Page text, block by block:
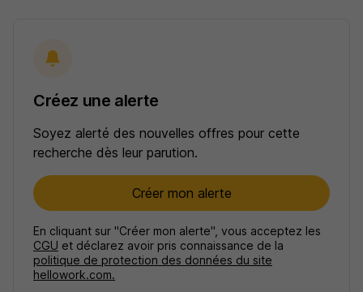
Créez une alerte
Soyez alerté des nouvelles offres pour cette
recherche dès leur parution.
Créer mon alerte
En cliquant sur "Créer mon alerte", vous acceptez les
CGU et déclarez avoir pris connaissance de la
politique de protection des données du site
hellowork.com.